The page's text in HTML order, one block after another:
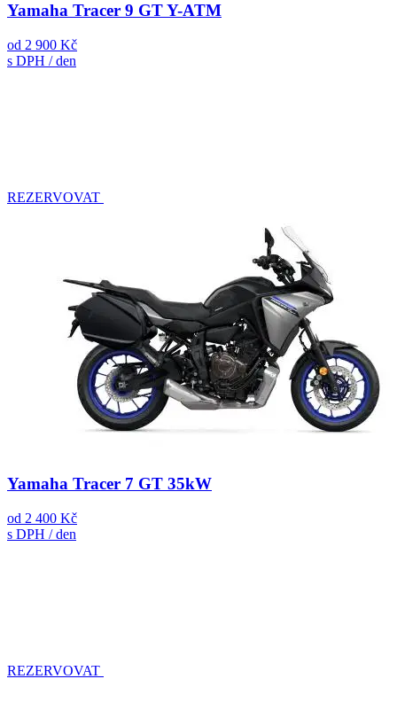
Yamaha Tracer 9 GT Y-ATM
od 2 900 Kč
s DPH / den
REZERVOVAT
Yamaha Tracer 7 GT 35kW
od 2 400 Kč
s DPH / den
REZERVOVAT